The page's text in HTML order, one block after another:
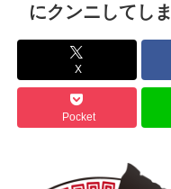
「作り込んである高尚ア
ひなこのーと作者、顔と
中国新聞「高市総理は非
韓国人「現在の日本の沖
ぺこぱ松蔭寺「みんな右
ワイ、男版ヤニねこやけど
にクンニしてし
X
Pocket